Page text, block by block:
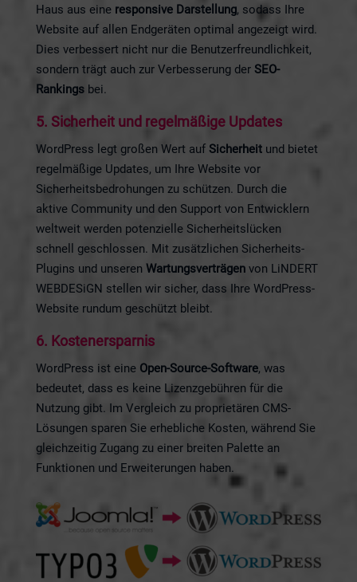
Haus aus eine responsive Darstellung, sodass Ihre
Website auf allen Endgeräten optimal angezeigt wird.
Dies verbessert nicht nur die Benutzerfreundlichkeit,
sondern trägt auch zur Verbesserung der SEO-
Rankingsbei.
5. Sicherheit und regelmäßige Updates
WordPress legt großen Wert auf Sicherheitund bietet
regelmäßige Updates, um Ihre Website vor
Sicherheitsbedrohungen zu schützen. Durch die
aktive Community und den Support von Entwicklern
weltweit werden potenzielle Sicherheitslücken
schnell geschlossen. Mit zusätzlichen Sicherheits-
Plugins und unseren Wartungsverträgenvon LiNDERT
WEBDESiGN stellen wir sicher, dass Ihre WordPress-
Website rundum geschützt bleibt.
6. Kostenersparnis
WordPress ist eine Open-Source-Software, was
bedeutet, dass es keine Lizenzgebühren für die
Nutzung gibt. Im Vergleich zu proprietären CMS-
Lösungen sparen Sie erhebliche Kosten, während Sie
gleichzeitig Zugang zu einer breiten Palette an
Funktionen und Erweiterungen haben.